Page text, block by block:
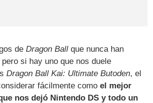
deDragon Ball que nunca han
si hay uno que nos duele
Dragon Ball Kai: Ultimate Butoden, el
fácilmente comoel mejor
nos dejó Nintendo DS y todo un